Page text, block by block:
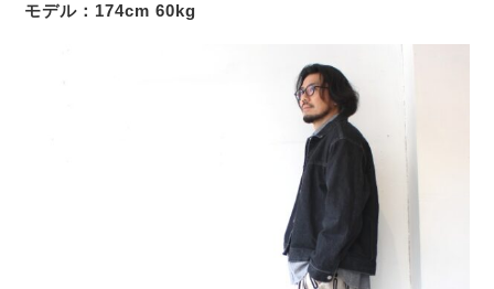
モデル：174cm 60kg